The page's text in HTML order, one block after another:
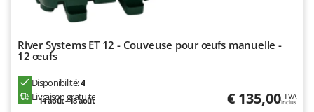
Pramac
R
Rato
River Systems ET 12 - Couveuse pour œufs manuelle -
12 œufs
Disponibilité:4
Livraison gratuite
14 août - 18 août € 135,00 TVA
Inclus